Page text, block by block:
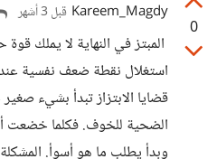
0
Kareem_Magdy قبل 3 أشهر
المبتز في النهاية لا يملك
استغلال نقطة ضعف نفسية
قضايا الابتزاز تبدأ بشيء
الضحية للخوف. فكلما خضعت
وبدأ يطلب ما هو أسوأ.